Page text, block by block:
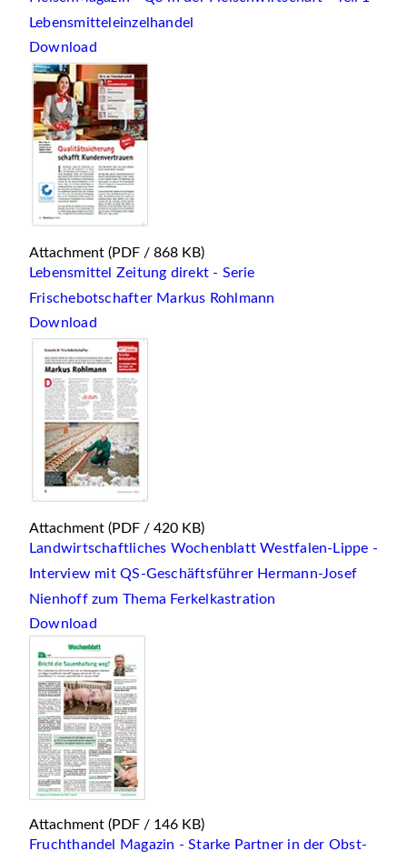
Lebensmitteleinzelhandel
Download
Attachment (PDF / 868 KB)
Lebensmittel Zeitung direkt - Serie
Frischebotschafter Markus Rohlmann
Download
Attachment (PDF / 420 KB)
Landwirtschaftliches Wochenblatt Westfalen-Lippe -
Interview mit QS-Geschäftsführer Hermann-Josef
Nienhoff zum Thema Ferkelkastration
Download
Attachment (PDF / 146 KB)
Fruchthandel Magazin - Starke Partner in der Obst-